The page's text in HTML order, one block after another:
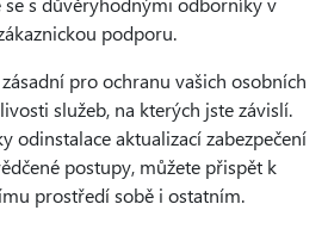
podporu.
pro ochranu vašich osobních
služeb, na kterých jste závislí.
odinstalace aktualizací zabezpečení
postupy, můžete přispět k
prostředí sobě i ostatním.